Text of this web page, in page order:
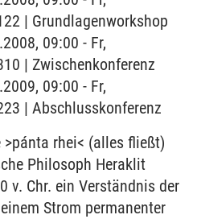
| Grundlagenworkshop
09:00 - Fr,
| Zwischenkonferenz
09:00 - Fr,
| Abschlusskonferenz
rhei< (alles fließt)
Philosoph Heraklit
v. Chr. ein Verständnis der
Strom permanenter